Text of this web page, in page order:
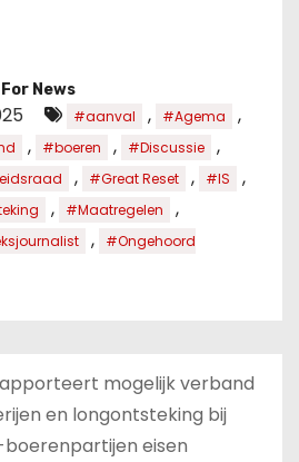
For News
#aanval , #Agema ,
, #boeren , #Discussie ,
, #Great Reset , #IS ,
, #Maatregelen ,
,
#Ongehoord
mogelijk verband
en longontsteking bij
eisen